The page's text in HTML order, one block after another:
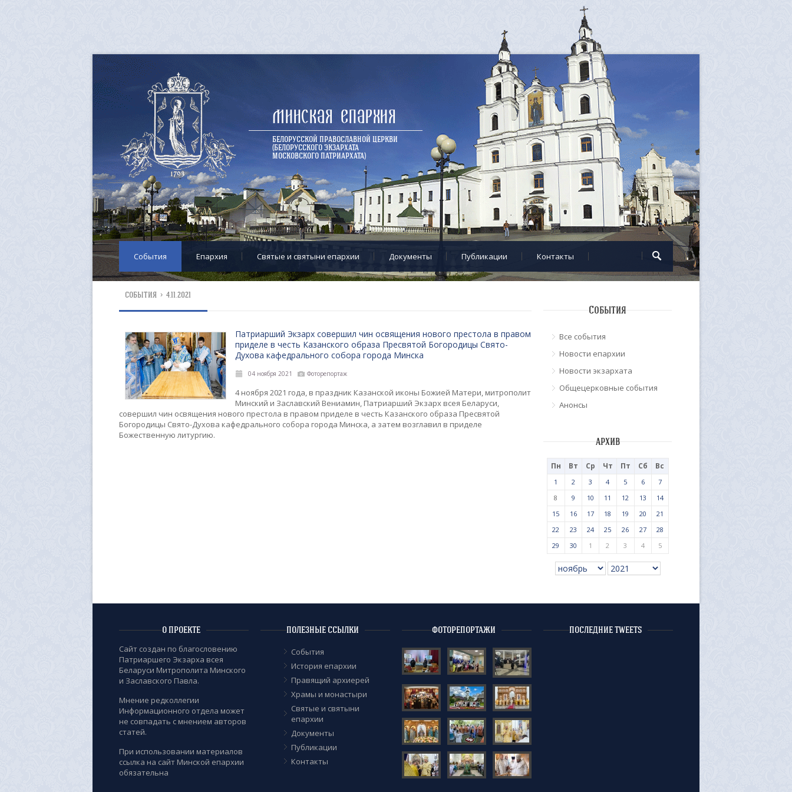
Минская епархия
БЕЛОРУССКОЙ ПРАВОСЛАВНОЙ ЦЕРКВИ
(БЕЛОРУССКОГО ЭКЗАРХАТА
МОСКОВСКОГО ПАТРИАРХАТА)
События Епархия Cвятые и святыни епархии Документы Публикации Контакты
СОБЫТИЯ>4.11.2021
Патриарший Экзарх совершил чин освящения нового престола в правом
приделе в честь Казанского образа Пресвятой Богородицы Свято-
Духова кафедрального собора города Минска
04 ноября 2021 Фоторепортаж
4 ноября 2021 года, в праздник Казанской иконы Божией Матери, митрополит
Минский и Заславский Вениамин, Патриарший Экзарх всея Беларуси,
совершил чин освящения нового престола в правом приделе в честь Казанского образа Пресвятой
Богородицы Свято-Духова кафедрального собора города Минска, а затем возглавил в приделе
Божественную литургию.
События
Все события
Новости епархии
Новости экзархата
Общецерковные события
Анонсы
архив
Пн Вт Ср Чт Пт Сб Вс
1 2 3 4 5 6
7
8
9 10 11 12 13
14
15
16 17 18 19 20
21
22
23 24 25 26 27
28
29
30 1 2 3 4 5
О ПРОЕКТЕ
Сайт создан по благословению
Патриаршего Экзарха всея
Беларуси Митрополита Минского
и Заславского Павла.
Мнение редколлегии
Информационного отдела может
не совпадать с мнением авторов
статей.
При использовании материалов
ссылка на сайт Минской епархии
обязательна
ПОЛЕЗНЫЕ ССЫЛКИ
События
История епархии
Правящий архиерей
Храмы и монастыри
Cвятые и святыни
епархии
Документы
Публикации
Контакты
ФОТОРЕПОРТАЖИ ПОСЛЕДНИЕ TWEETS